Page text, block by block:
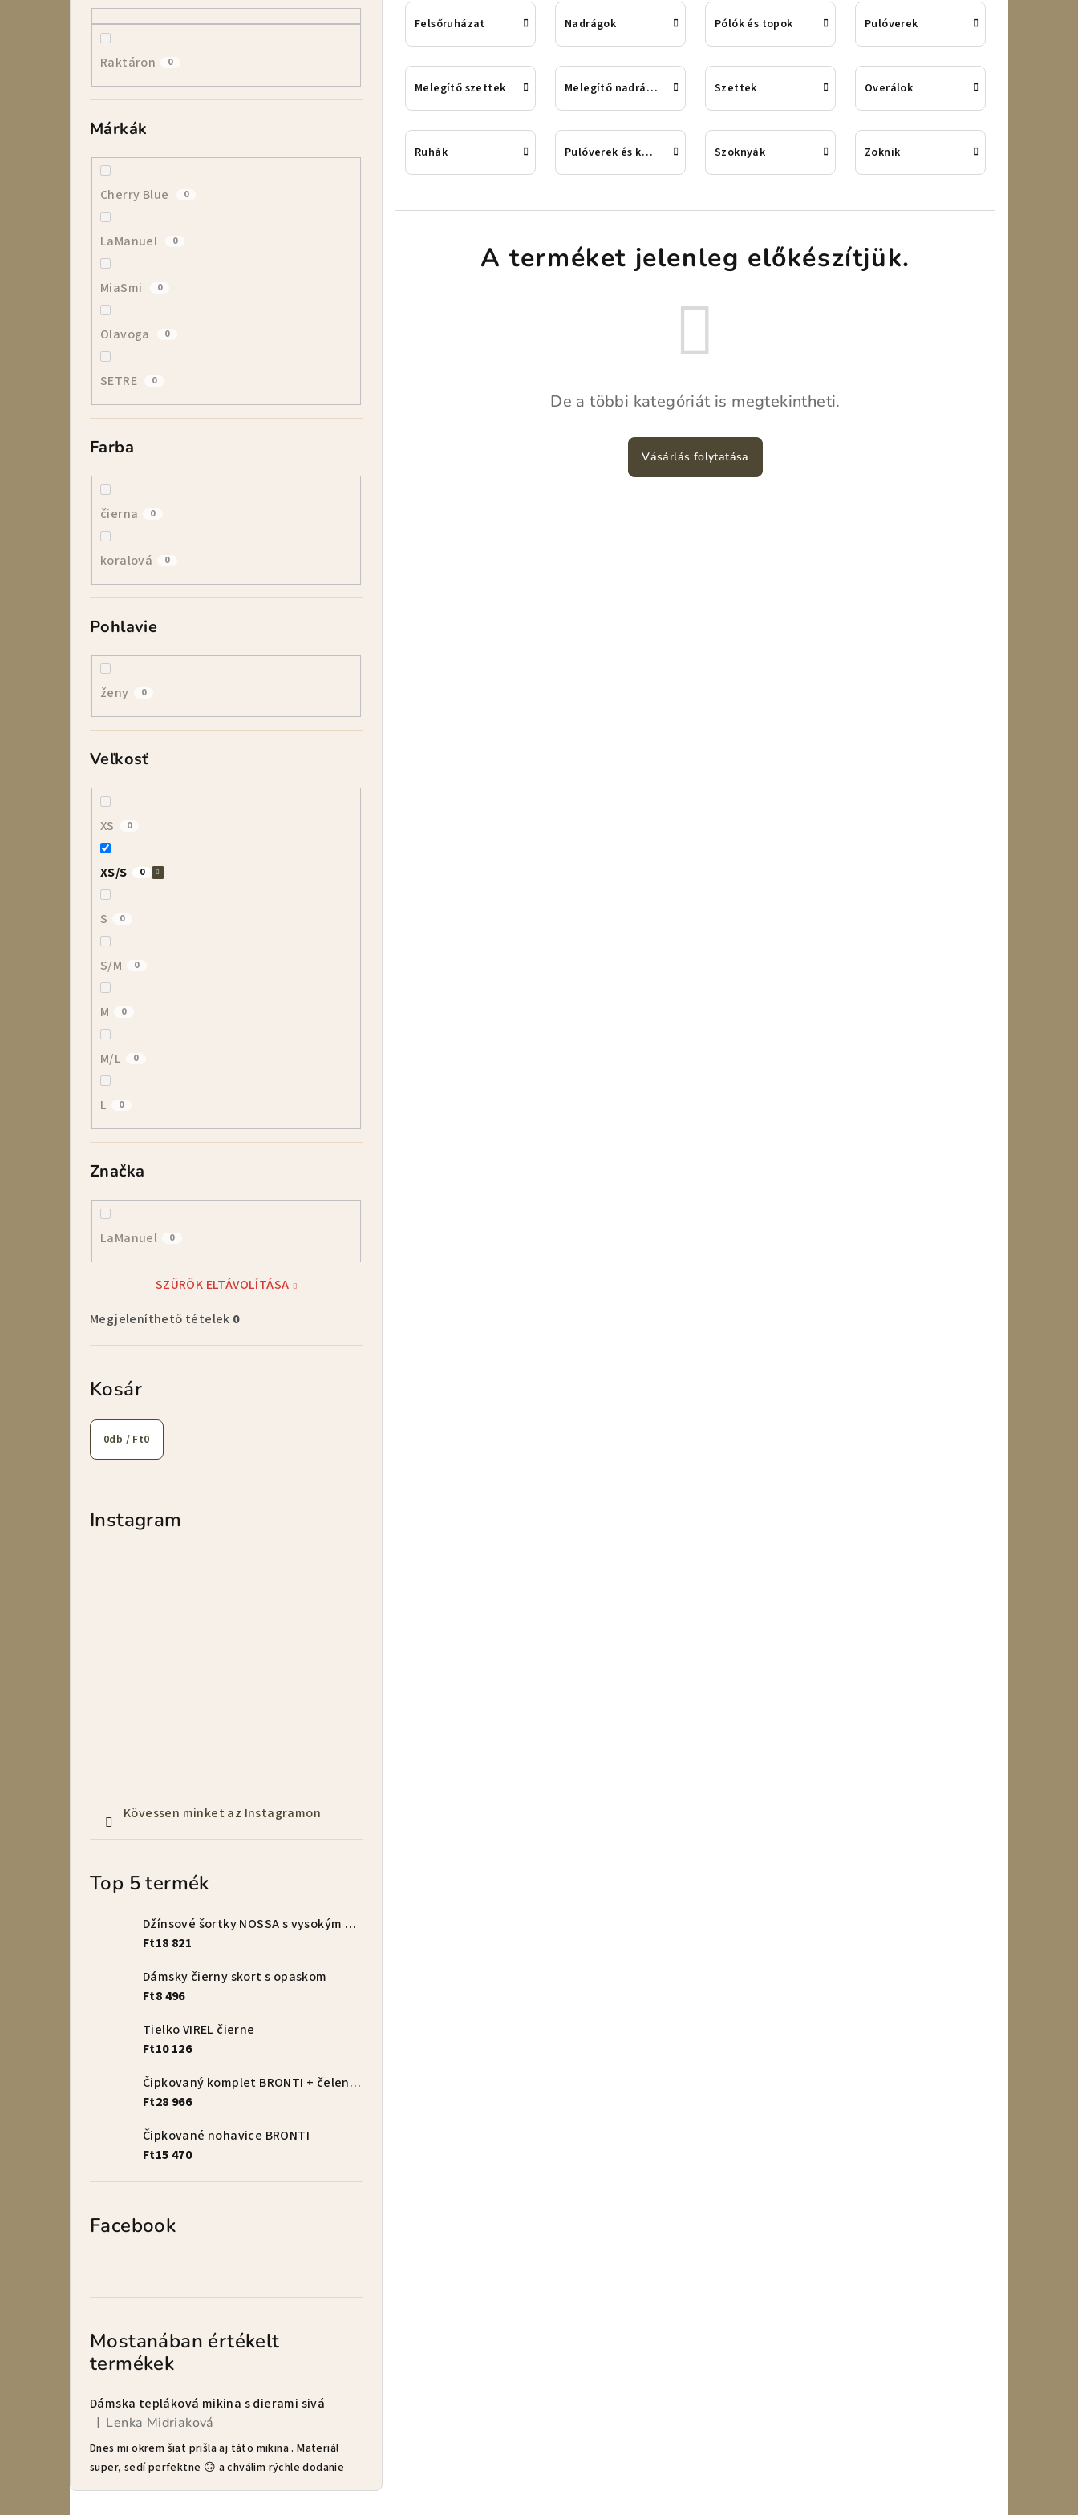
Raktáron 0
Márkák
Cherry Blue 0
LaManuel 0
MiaSmi 0
Olavoga 0
SETRE 0
Farba
čierna 0
koralová 0
Pohlavie
ženy 0
Veľkosť
XS 0
XS/S 0
S 0
S/M 0
M 0
M/L 0
L 0
Značka
LaManuel 0
SZŰRŐK ELTÁVOLÍTÁSA
Megjeleníthető tételek 0
Kosár
0db / Ft0
Instagram
Kövessen minket az Instagramon
Top 5 termék
Džínsové šortky NOSSA s vysokým pásom – vanilkové
Ft18 821
Dámsky čierny skort s opaskom
Ft8 496
Tielko VIREL čierne
Ft10 126
Čipkovaný komplet BRONTI + čelenka zdarma
Ft28 966
Čipkované nohavice BRONTI
Ft15 470
Facebook
Mostanában értékelt
termékek
Dámska tepláková mikina s dierami sivá
A termék értékelése 5-ből 5 csillag.
| Lenka Midriaková
Dnes mi okrem šiat prišla aj táto mikina . Materiál
super, sedí perfektne 🙃 a chválim rýchle dodanie
Felsőruházat Nadrágok Pólók és topok Pulóverek
Melegítő szettek Melegítő nadrágok Szettek Overálok
Ruhák Pulóverek és kardigánok Szoknyák Zoknik
A terméket jelenleg előkészítjük.
De a többi kategóriát is megtekintheti.
Vásárlás folytatása